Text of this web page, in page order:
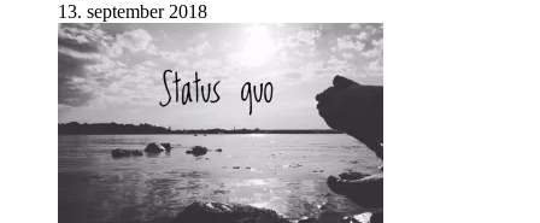
13. september 2018